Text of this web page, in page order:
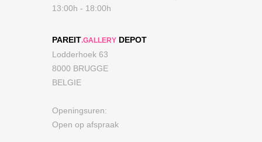
13:00h - 18:00h
PAREIT.GALLERY DEPOT
Lodderhoek 63
8000 BRUGGE
BELGIE
Openingsuren:
Open op afspraak